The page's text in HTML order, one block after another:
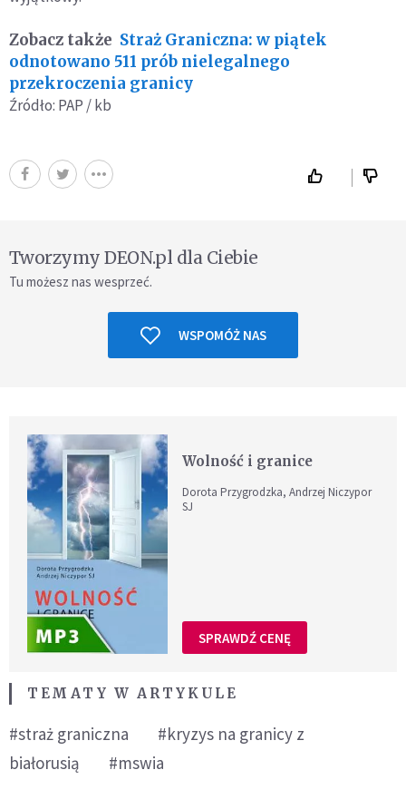
Zobacz także Straż Graniczna: w piątek
odnotowano 511 prób nielegalnego
przekroczenia granicy
Źródło: PAP / kb
Tworzymy DEON.pl dla Ciebie
Tu możesz nas wesprzeć.
WSPOMÓŻ NAS
Wolność i granice
Dorota Przygrodzka, Andrzej Niczypor
SJ
SPRAWDŹ CENĘ
TEMATY W ARTYKULE
#straż graniczna
#kryzys na granicy z
białorusią
#mswia